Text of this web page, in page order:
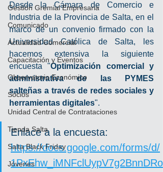
Gestión Gremial Empresaria
Comunicado
Actualidad Comercial
Capacitación y Eventos
Observatorio Económico
Socios
Unidad Central de Contrataciones
Tienda Salta
Salta Black Friday
Jóvenes
Desde la Cámara de Comercio e
Industria de la Provincia de Salta, en el
marco de un convenio firmado con la
Universidad Católica de Salta, les
hacemos extensiva la siguiente
encuesta "Optimización comercial y
administrativa de las PYMES
salteñas a través de redes sociales y
herramientas digitales".
Enlace a la encuesta:
https://docs.google.com/forms/d/
1PxEhw_iMNFclUypV7g2BnnDRo